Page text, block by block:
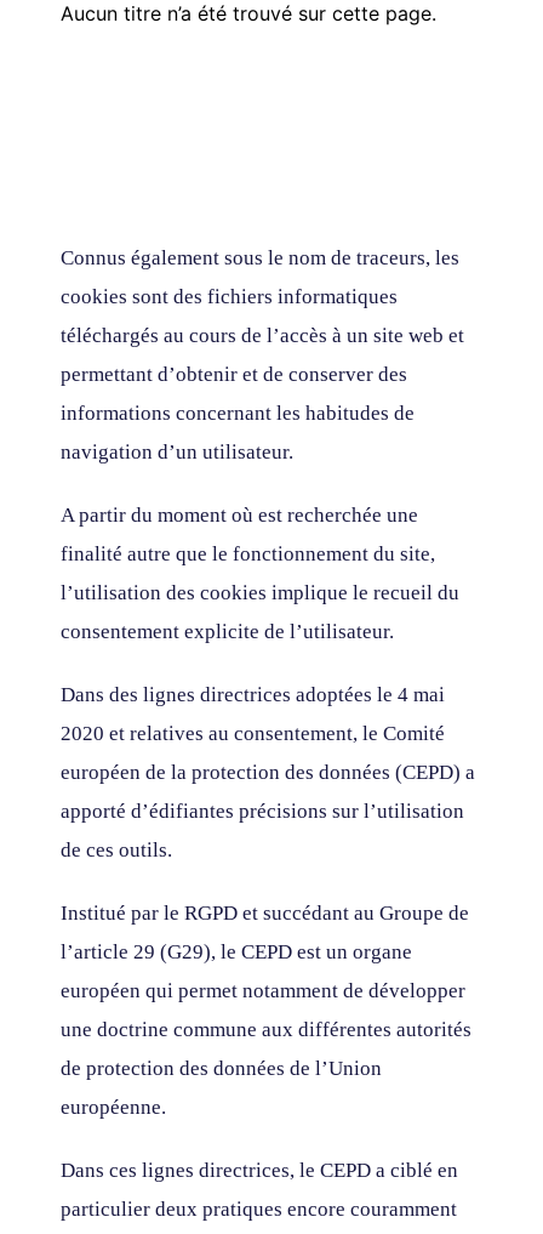
Aucun titre n’a été trouvé sur cette page.
Connus également sous le nom de traceurs, les
cookies sont des fichiers informatiques
téléchargés au cours de l’accès à un site web et
permettant d’obtenir et de conserver des
informations concernant les habitudes de
navigation d’un utilisateur.
A partir du moment où est recherchée une
finalité autre que le fonctionnement du site,
l’utilisation des cookies implique le recueil du
consentement explicite de l’utilisateur.
Dans des lignes directrices adoptées le 4 mai
2020 et relatives au consentement, le Comité
européen de la protection des données (CEPD) a
apporté d’édifiantes précisions sur l’utilisation
de ces outils.
Institué par le RGPD et succédant au Groupe de
l’article 29 (G29), le CEPD est un organe
européen qui permet notamment de développer
une doctrine commune aux différentes autorités
de protection des données de l’Union
européenne.
Dans ces lignes directrices, le CEPD a ciblé en
particulier deux pratiques encore couramment